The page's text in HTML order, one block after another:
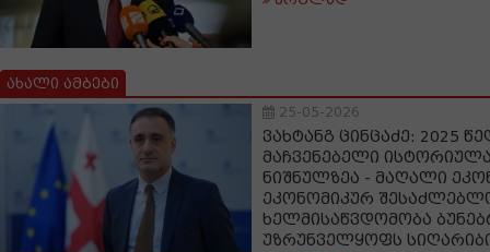
ახალი ამბები
25-05-2026
ვახტანგ ცინცაძე: 2025
მაჩვენებელი
ნიშნულზეა - მაღალი
ეკონომიკურ
ხელმისაწვდომობა
უზრუნველყოფს